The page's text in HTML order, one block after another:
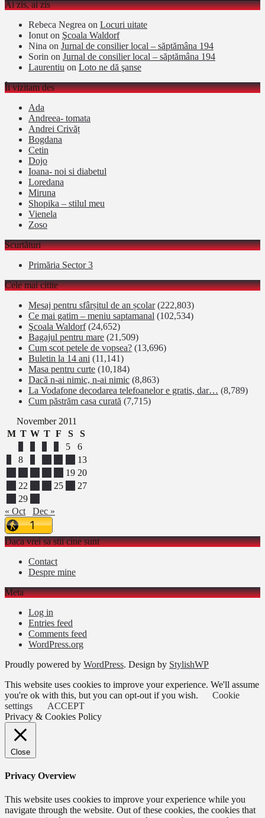
Ai zis, ai zis
Rebeca Negrea on Locuri uitate
Ionut on Şcoala Waldorf
Nina on Jurnal de consilier local – săptămâna 194
Sorin on Jurnal de consilier local – săptămâna 194
Laurentiu on Loto ne dă şanse
Îi vizitam des
Ada
Andreea- tomata
Andrei Crivăț
Bogdana
Cetin
Dojo
Ioana- noi si diabetul
Loredana
Miruna
Shopika – stilul meu
Vienela
Zoso
Scurtături
Primăria Sector 3
Cele mai citite
Mesaj pentru sfârșitul de an școlar (222,803)
Ce mai gatim – meniu saptamanal (102,534)
Şcoala Waldorf (24,652)
Bagajul pentru mare (21,509)
Cum scot petele de vopsea? (13,696)
Buletin la 14 ani (11,141)
Masa pentru curte (10,184)
Dacă n-ai nimic, n-ai nimic (8,863)
La Vodafone decodarea telefoanelor e gratis, dar… (8,789)
Cum păstrăm casa curată (7,715)
November 2011
M T W T F S
S
5
6
8
13
19 20
22 25
27
29
« Oct
Dec »
Daca vrei sa stii cine sunt
Contact
Despre mine
Meta
Log in
Entries feed
Comments feed
WordPress.org
Proudly powered by WordPress. Design by StylishWP
This website uses cookies to improve your experience. We'll assume
you're ok with this, but you can opt-out if you wish.
Cookie
settings
ACCEPT
Privacy & Cookies Policy
Close
Privacy Overview
This website uses cookies to improve your experience while you
navigate through the website. Out of these cookies, the cookies that